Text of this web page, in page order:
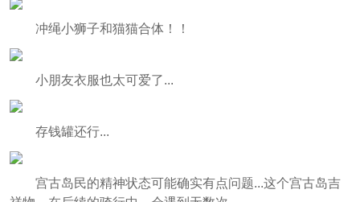
冲绳小狮子和猫猫合体！！
小朋友衣服也太可爱了...
存钱罐还行...
宫古岛民的精神状态可能确实有点问题...这个宫古岛吉